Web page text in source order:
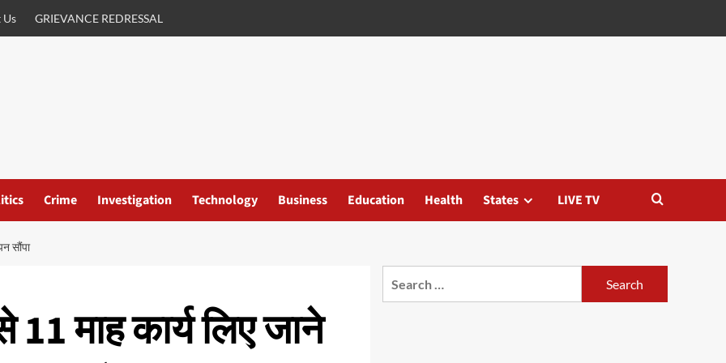
Us GRIEVANCE REDRESSAL
Crime Investigation Technology Business Education Health States LIVE TV
सौंपा
11 माह कार्य लिए जाने